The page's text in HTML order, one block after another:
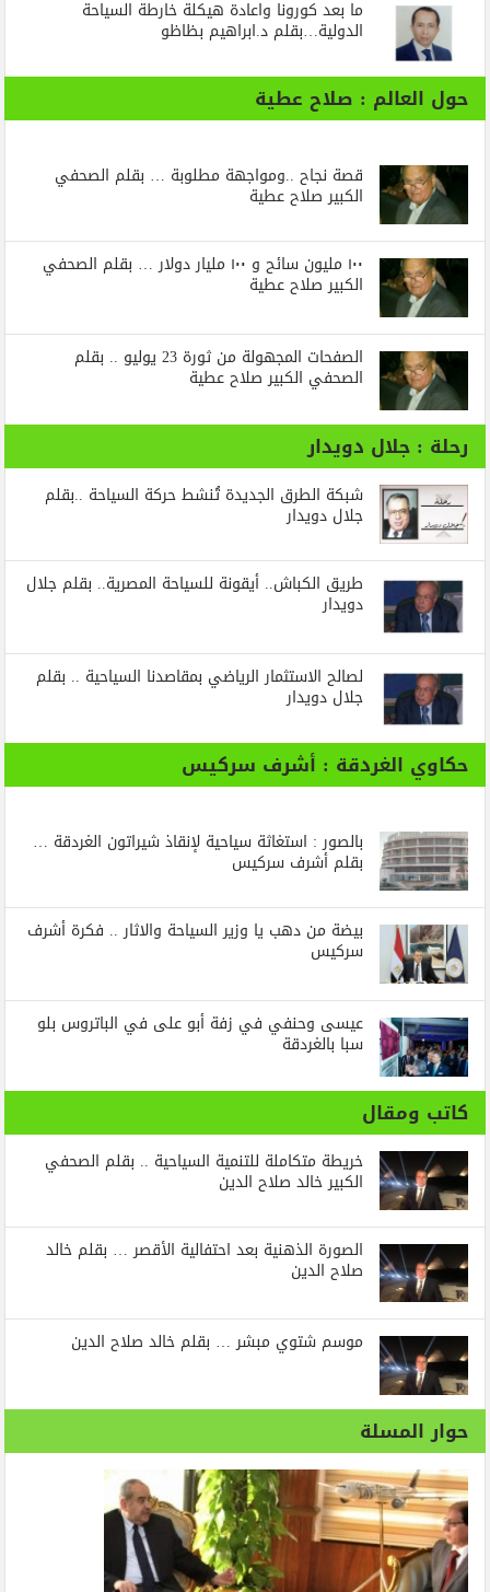
ما بعد كورونا واعادة هيكلة خارطة السياحة
الدولية…بقلم د.ابراهيم بظاظو
حول العالم : صلاح عطية
قصة نجاح ..ومواجهة مطلوبة … بقلم الصحفي
الكبير صلاح عطية
١٠٠ مليون سائح و ١٠٠ مليار دولار … بقلم الصحفي
الكبير صلاح عطية
الصفحات المجهولة من ثورة 23 يوليو .. بقلم
الصحفي الكبير صلاح عطية
رحلة : جلال دويدار
شبكة الطرق الجديدة تُنشط حركة السياحة ..بقلم
جلال دويدار
طريق الكباش.. أيقونة للسياحة المصرية.. بقلم جلال
دويدار
لصالح الاستثمار الرياضي بمقاصدنا السياحية .. بقلم
جلال دويدار
حكاوي الغردقة : أشرف سركيس
بالصور : استغاثة سياحية لإنقاذ شيراتون الغردقة …
بقلم أشرف سركيس
بيضة من دهب يا وزير السياحة والاثار .. فكرة أشرف
سركيس
عيسى وحنفي في زفة أبو على في الباتروس بلو
سبا بالغردقة
كاتب ومقال
خريطة متكاملة للتنمية السياحية .. بقلم الصحفي
الكبير خالد صلاح الدين
الصورة الذهنية بعد احتفالية الأقصر … بقلم خالد
صلاح الدين
موسم شتوي مبشر … بقلم خالد صلاح الدين
حوار المسلة